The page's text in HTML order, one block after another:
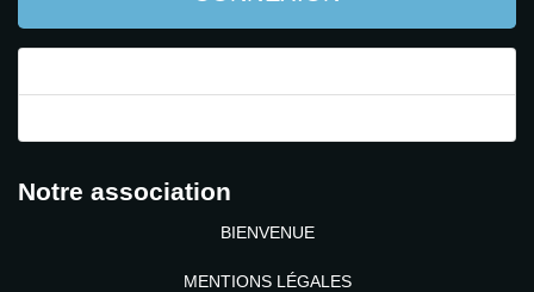
Notre association
BIENVENUE
MENTIONS LÉGALES